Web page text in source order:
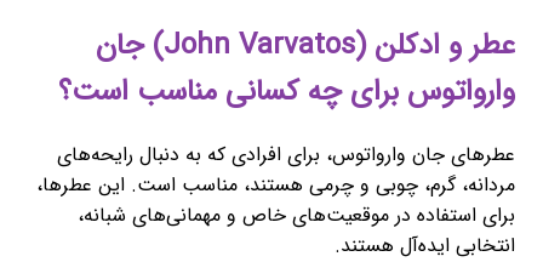
عطر و ادکلن (John Varvatos) جان
وارواتوس برای چه کسانی مناسب است؟
عطرهای جان وارواتوس، برای افرادی که به دنبال رایحه‌های
مردانه، گرم، چوبی و چرمی هستند، مناسب است. این عطرها،
برای استفاده در موقعیت‌های خاص و مهمانی‌های شبانه،
انتخابی ایده‌آل هستند.